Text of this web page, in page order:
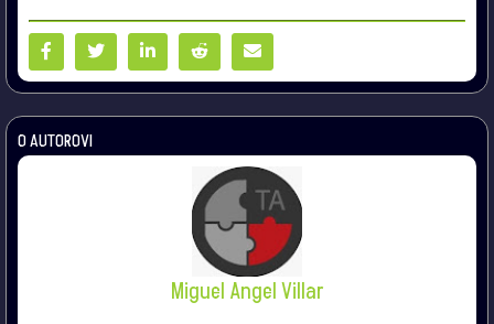
O AUTOROVI
Miguel Angel Villar